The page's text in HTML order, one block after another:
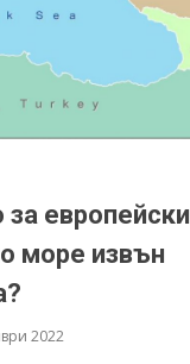
европейски
море извън
2022